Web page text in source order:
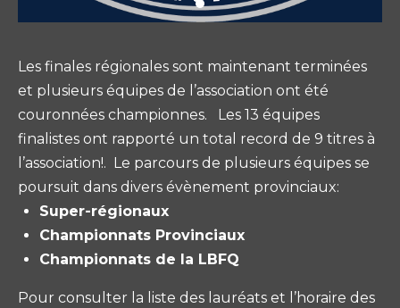
Les finales régionales sont maintenant terminées
et plusieurs équipes de l’association ont été
couronnées championnes. Les 13 équipes
finalistes ont rapporté un total record de 9 titres à
l’association!. Le parcours de plusieurs équipes se
poursuit dans divers évènement provinciaux:
Super-régionaux
Championnats Provinciaux
Championnats de la LBFQ
Pour consulter la liste des lauréats et l’horaire des